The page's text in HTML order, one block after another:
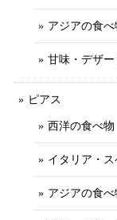
アジアの食
甘味・デザ
ピアス
西洋の食べ物
イタリア・
アジアの食